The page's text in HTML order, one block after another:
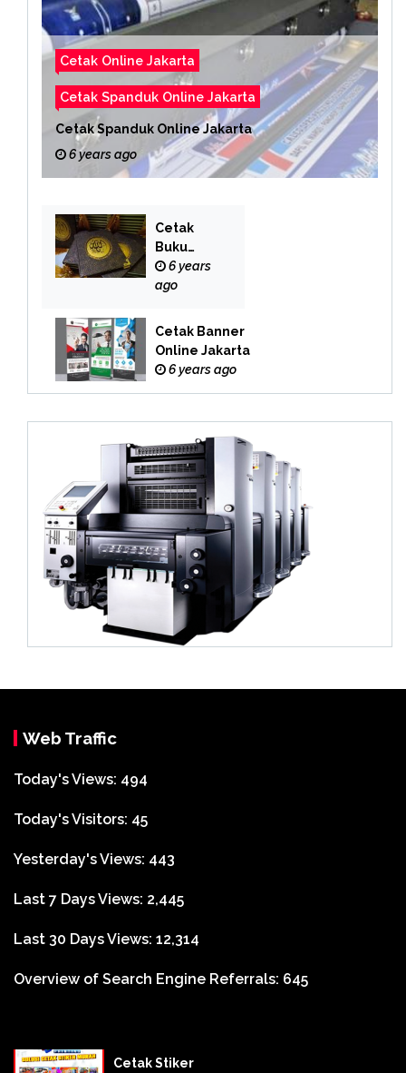
Cetak Online Jakarta
Cetak Spanduk Online Jakarta
Cetak Spanduk Online Jakarta
6 years ago
Cetak
Buku
Yasin
Online
6 years
ago
Cetak Banner
Online Jakarta
6 years ago
Web Traffic
Today's Views: 494
Today's Visitors: 45
Yesterday's Views: 443
Last 7 Days Views: 2,445
Last 30 Days Views: 12,314
Overview of Search Engine Referrals: 645
Cetak Stiker